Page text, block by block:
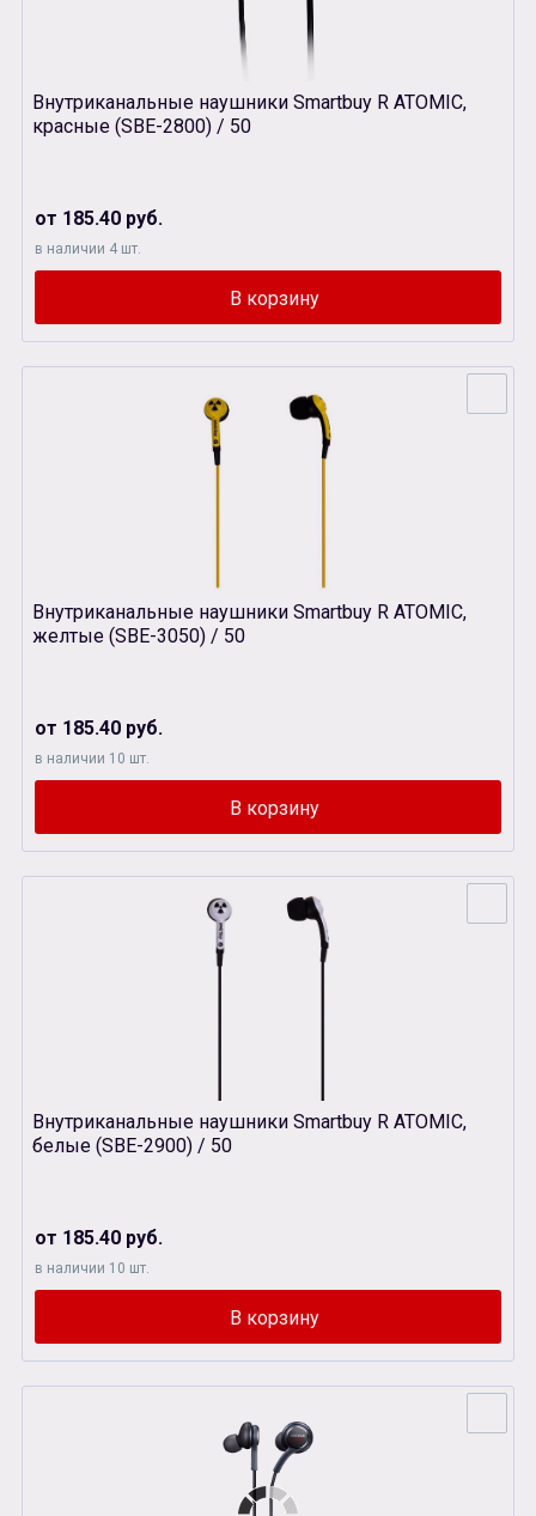
Внутриканальные наушники Smartbuy R ATOMIC,
красные (SBЕ-2800) / 50
от 185.40 руб.
в наличии 4 шт.
Внутриканальные наушники Smartbuy R ATOMIC,
желтые (SBЕ-3050) / 50
от 185.40 руб.
в наличии 10 шт.
Внутриканальные наушники Smartbuy R ATOMIC,
белые (SBЕ-2900) / 50
от 185.40 руб.
в наличии 10 шт.